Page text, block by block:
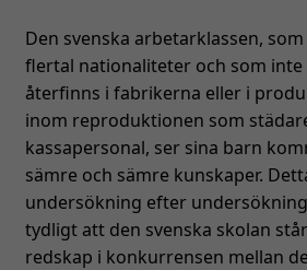
Den svenska arbetarklassen,
flertal nationaliteter och som
återfinns i fabrikerna eller i
inom reproduktionen som
kassapersonal, ser sina barn
sämre och sämre kunskaper.
undersökning efter
tydligt att den svenska skolan
redskap i konkurrensen mellan